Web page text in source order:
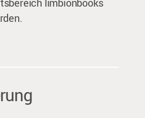
limbionbooks